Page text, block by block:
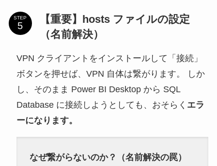
STEP
【重要】hosts ファイルの設定
（名前解決）
VPN クライアントをインストールして「接続」
ボタンを押せば、VPN 自体は繋がります。 しか
し、そのまま Power BI Desktop から SQL
Database に接続しようとしても、おそらく エラ
ーになります。
なぜ繋がらないのか？（名前解決の罠）